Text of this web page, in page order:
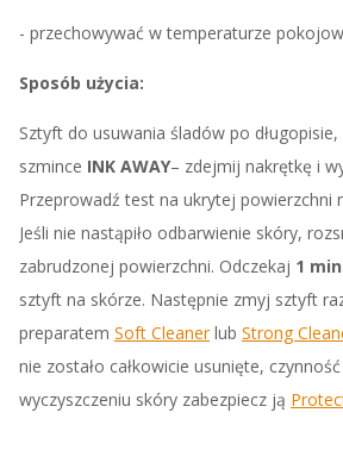
- przechowywać w temperaturze
Sposób użycia:
Sztyft do usuwania śladów po
szmince INK AWAY– zdejmij nakrętkę i
Przeprowadź test na ukrytej powierzchni
Jeśli nie nastąpiło odbarwienie skóry,
zabrudzonej powierzchni. Odczekaj 1
sztyft na skórze. Następnie zmyj sztyft
preparatem Soft Cleanerlub Strong
nie zostało całkowicie usunięte,
wyczyszczeniu skóry zabezpiecz ją